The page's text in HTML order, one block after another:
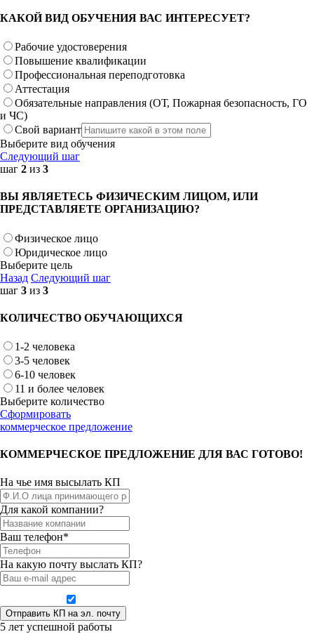
КАКОЙ ВИД ОБУЧЕНИЯ ВАС ИНТЕРЕСУЕТ?
Рабочие удостоверения
Повышение квалификации
Профессиональная переподготовка
Аттестация
Обязательные направления (ОТ, Пожарная безопасность, ГО
и ЧС)
Свой вариант
Выберите вид обучения
Следующий шаг
шаг 2 из 3
ВЫ ЯВЛЯЕТЕСЬ ФИЗИЧЕСКИМ ЛИЦОМ, ИЛИ
ПРЕДСТАВЛЯЕТЕ ОРГАНИЗАЦИЮ?
Физическое лицо
Юридическое лицо
Выберите цель
Назад Следующий шаг
шаг 3 из 3
КОЛИЧЕСТВО ОБУЧАЮЩИХСЯ
1-2 человека
3-5 человек
6-10 человек
11 и более человек
Выберите количество
Сформировать
коммерческое предложение
КОММЕРЧЕСКОЕ ПРЕДЛОЖЕНИЕ ДЛЯ ВАС ГОТОВО!
На чье имя высылать КП
Для какой компании?
Ваш телефон*
На какую почту выслать КП?
5 лет успешной работы